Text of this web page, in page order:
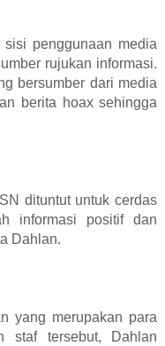
penggunaan media
rujukan informasi.
bersumber dari media
berita hoax sehingga
dituntut untuk cerdas
informasi positif dan
Dahlan.
yang merupakan para
staf tersebut, Dahlan